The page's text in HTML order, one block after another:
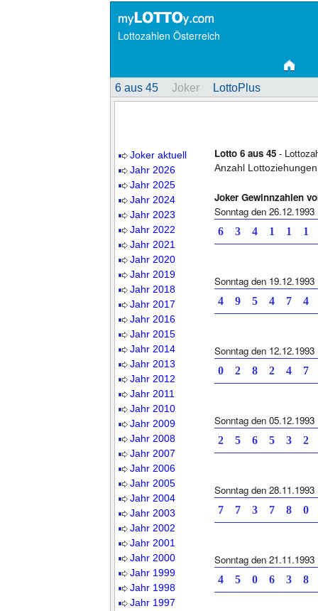
Lottozahlen Österreich
6 aus 45 Joker LottoPlus
Joker aktuell
Jahr 2026
Jahr 2025
Jahr 2024
Jahr 2023
Jahr 2022
Jahr 2021
Jahr 2020
Jahr 2019
Jahr 2018
Jahr 2017
Jahr 2016
Jahr 2015
Jahr 2014
Jahr 2013
Jahr 2012
Jahr 2011
Jahr 2010
Jahr 2009
Jahr 2008
Jahr 2007
Jahr 2006
Jahr 2005
Jahr 2004
Jahr 2003
Jahr 2002
Jahr 2001
Jahr 2000
Jahr 1999
Jahr 1998
Jahr 1997
Lotto 6 aus 45 -
Anzahl
Joker Gewinnzahlen
Sonntag den 26.12.1993
6 3 4 1 1
Sonntag den 19.12.1993
4 9 5 4 7
Sonntag den 12.12.1993
0 2 8 2 4
Sonntag den 05.12.1993
2 5 6 5 3
Sonntag den 28.11.1993
7 7 3 7 8
Sonntag den 21.11.1993
4 5 0 6 3